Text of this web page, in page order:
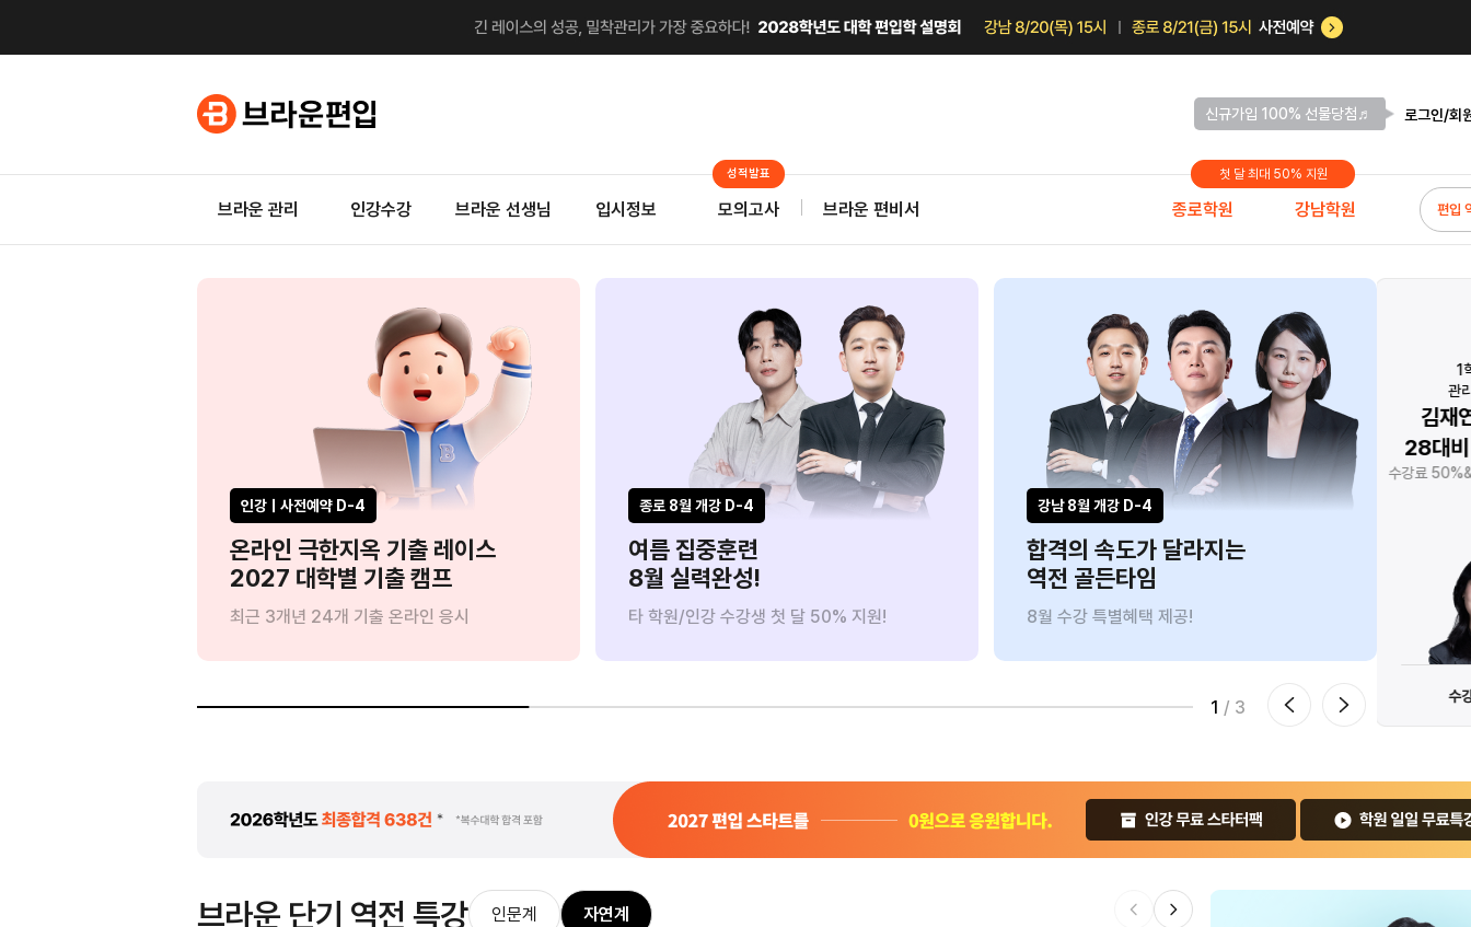
신규가입 100% 선물당첨♬ 로그인/회
브라운 관리 인강수강 브라운 선생님 입시정보 모의고사
성적발표
브라운 편비서 종로학원
첫 달 최대 50% 지원
강남학원 편입
인강ㅣ사전예약 D-4
온라인 극한지옥 기출 레이스
2027 대학별 기출 캠프
최근 3개년 24개 기출 온라인 응시
종로 8월 개강 D-4
여름 집중훈련
8월 실력완성!
타 학원/인강 수강생 첫 달 50% 지원!
강남 8월 개강 D-4
합격의 속도가 달라지는
역전 골든타임
8월 수강 특별혜택 제공!
9
8/
1 / 3
지금 앞서나가고 싶다면
달려야 한다.
0원으로 약점 보완
자연계 스팀Pack
기간한정 무료배포
8/18(화) 까지만
2027 브라운
대학별 기출 캠프
사전예약 최대혜택
8/11(화) 까지만
1학년 대상!
관리의 끝판왕
김재연 선생님의
28대비 시작반 개강
수강료 50%&프리즌 100% 지원!
수강신청 하기
지금
달
0원
자연
기간
0원
브라운 단기 역전 특강 인문계 자연계